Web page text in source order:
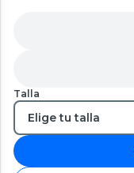
Talla